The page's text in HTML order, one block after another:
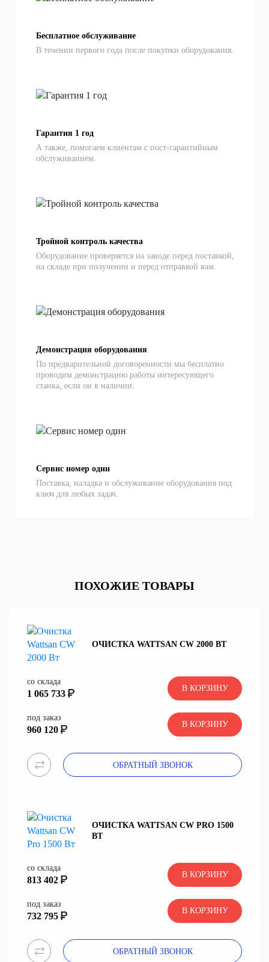
Бесплатное обслуживание
В течении первого года после покупки оборудования.
Гарантия 1 год
А также, помогаем клиентам с пост-гарантийным
обслуживанием.
Тройной контроль качества
Оборудование проверяется на заводе перед поставкой,
на складе при получении и перед отправкой вам.
Демонстрация оборудования
По предварительной договоренности мы бесплатно
проводим демонстрацию работы интересующего
станка, если он в наличии.
Сервис номер один
Поставка, наладка и обслуживание оборудования под
ключ для любых задач.
ПОХОЖИЕ ТОВАРЫ
ОЧИСТКА WATTSAN CW 2000 ВТ
со склада
1 065 733
В КОРЗИНУ
под заказ
960 120
В КОРЗИНУ
ОБРАТНЫЙ ЗВОНОК
ОЧИСТКА WATTSAN CW PRO 1500
ВТ
со склада
813 402
В КОРЗИНУ
под заказ
732 795
В КОРЗИНУ
ОБРАТНЫЙ ЗВОНОК